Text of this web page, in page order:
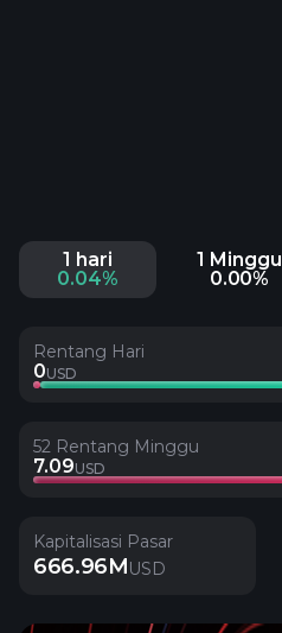
1 hari
0.04%
1 Minggu
0.00%
Rentang Hari
0USD
52 Rentang Minggu
7.09USD
Kapitalisasi Pasar
666.96MUSD